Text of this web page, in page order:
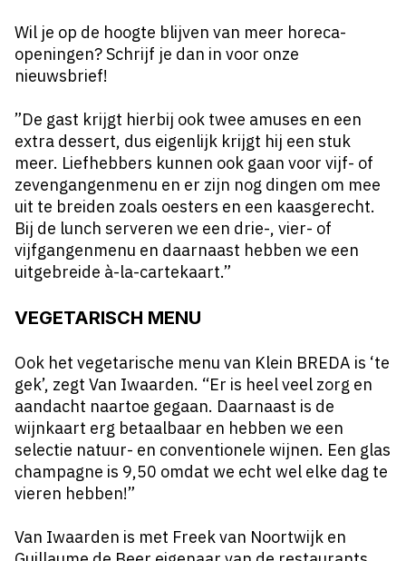
Wil je op de hoogte blijven van meer horeca-
openingen? Schrijf je dan in voor onze
nieuwsbrief!
”De gast krijgt hierbij ook twee amuses en een
extra dessert, dus eigenlijk krijgt hij een stuk
meer. Liefhebbers kunnen ook gaan voor vijf- of
zevengangenmenu en er zijn nog dingen om mee
uit te breiden zoals oesters en een kaasgerecht.
Bij de lunch serveren we een drie-, vier- of
vijfgangenmenu en daarnaast hebben we een
uitgebreide à-la-cartekaart.”
VEGETARISCH MENU
Ook het vegetarische menu van Klein BREDA is ‘te
gek’, zegt Van Iwaarden. “Er is heel veel zorg en
aandacht naartoe gegaan. Daarnaast is de
wijnkaart erg betaalbaar en hebben we een
selectie natuur- en conventionele wijnen. Een glas
champagne is 9,50 omdat we echt wel elke dag te
vieren hebben!”
Van Iwaarden is met Freek van Noortwijk en